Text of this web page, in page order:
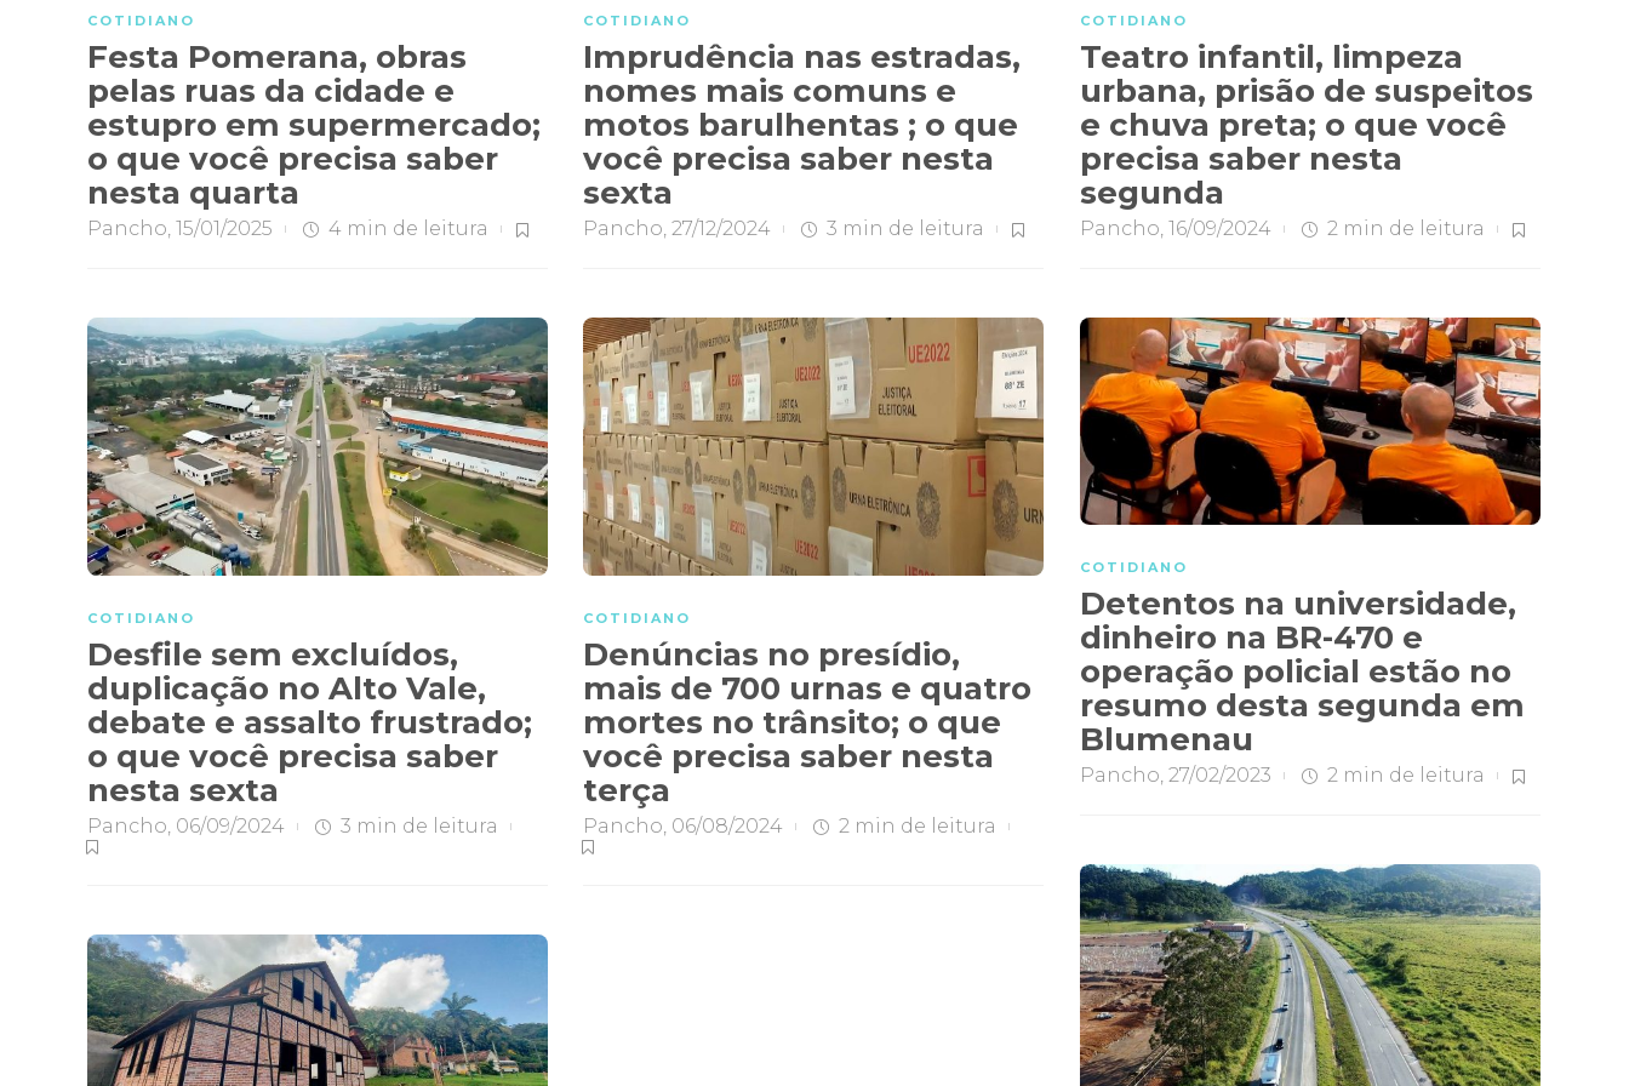
COTIDIANO
Festa Pomerana, obras
pelas ruas da cidade e
estupro em supermercado;
o que você precisa saber
nesta quarta
Pancho, 15/01/2025 4 min de leitura
COTIDIANO
Imprudência nas estradas,
nomes mais comuns e
motos barulhentas ; o que
você precisa saber nesta
sexta
Pancho, 27/12/2024 3 min de leitura
COTIDIANO
Teatro infantil, limpeza
urbana, prisão de suspeitos
e chuva preta; o que você
precisa saber nesta
segunda
Pancho, 16/09/2024 2 min de leitura
COTIDIANO
Desfile sem excluídos,
duplicação no Alto Vale,
debate e assalto frustrado;
o que você precisa saber
nesta sexta
Pancho, 06/09/2024 3 min de leitura
COTIDIANO
Denúncias no presídio,
mais de 700 urnas e quatro
mortes no trânsito; o que
você precisa saber nesta
terça
Pancho, 06/08/2024 2 min de leitura
COTIDIANO
Detentos na universidade,
dinheiro na BR-470 e
operação policial estão no
resumo desta segunda em
Blumenau
Pancho 27/02/2023 2 min de leitura